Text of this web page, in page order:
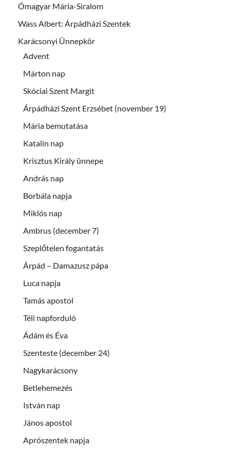
Ómagyar Mária-Siralom
Wass Albert: Árpádházi Szentek
Karácsonyi Ünnepkör
Advent
Márton nap
Skóciai Szent Margit
Árpádházi Szent Erzsébet (november 19)
Mária bemutatása
Katalin nap
Krisztus Király ünnepe
András nap
Borbála napja
Miklós nap
Ambrus (december 7)
Szeplőtelen fogantatás
Árpád – Damazusz pápa
Luca napja
Tamás apostol
Téli napforduló
Ádám és Éva
Szenteste (december 24)
Nagykarácsony
Betlehemezés
István nap
János apostol
Aprószentek napja